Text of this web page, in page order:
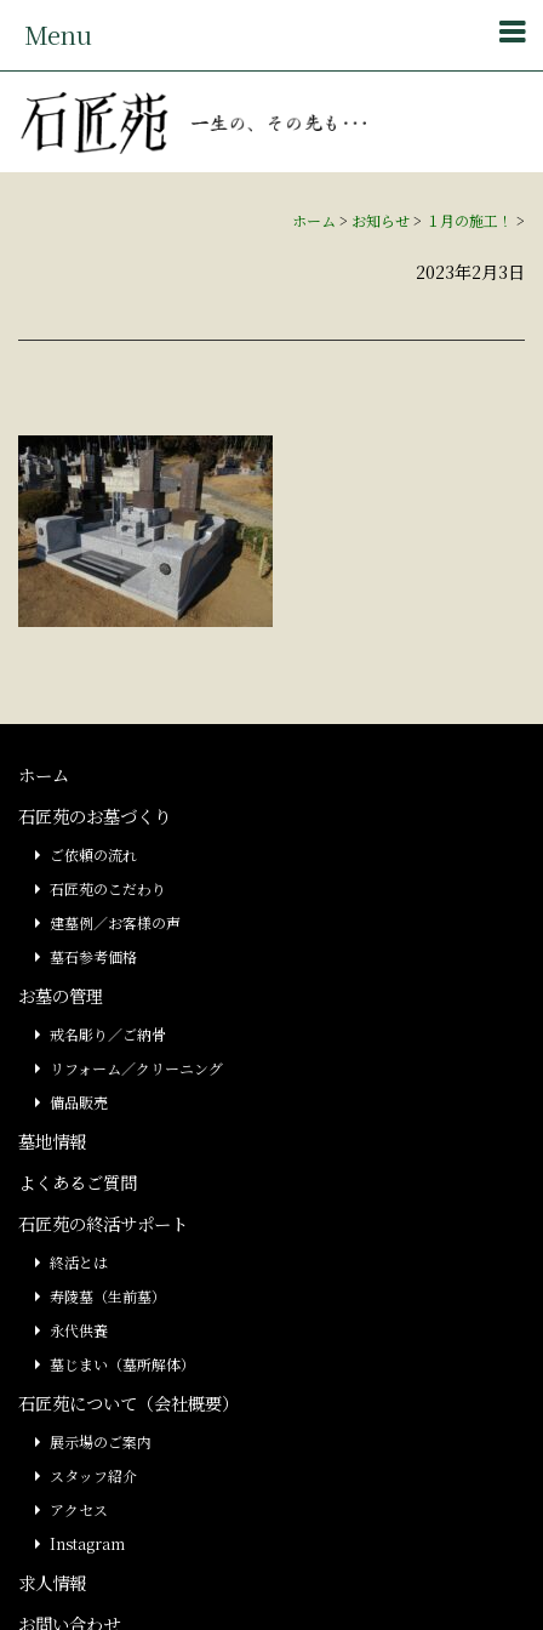
Menu
ホーム > お知らせ> １月の施工！ >
2023年2月3日
ホーム
石匠苑のお墓づくり
ご依頼の流れ
石匠苑のこだわり
建墓例／お客様の声
墓石参考価格
お墓の管理
戒名彫り／ご納骨
リフォーム／クリーニング
備品販売
墓地情報
よくあるご質問
石匠苑の終活サポート
終活とは
寿陵墓（生前墓）
永代供養
墓じまい（墓所解体）
石匠苑について（会社概要）
展示場のご案内
スタッフ紹介
アクセス
Instagram
求人情報
お問い合わせ